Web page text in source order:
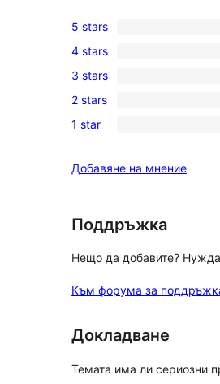
2
5-
star
reviews
5 stars
0
4-
star
reviews
4 stars
0
3-
star
3 stars
0
2-
reviews
2 stars
0
star
1 star
Добавяне на мнение
Поддръжка
Нещо да добавите?
Към форума за
Докладване
Темата има ли сериозни